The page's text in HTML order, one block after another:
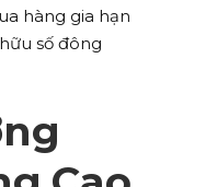
hàng gia hạn
số đông